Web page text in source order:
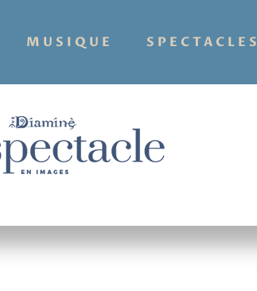
Hit enter to search or ESC to close
MUSIQUE SPECTACLES